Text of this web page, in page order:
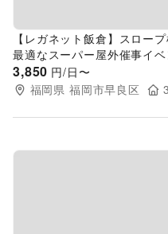
【レガネット飯倉】スロー
最適なスーパー屋外催事イ
3,850 円/日〜
福岡県 福岡市早良区